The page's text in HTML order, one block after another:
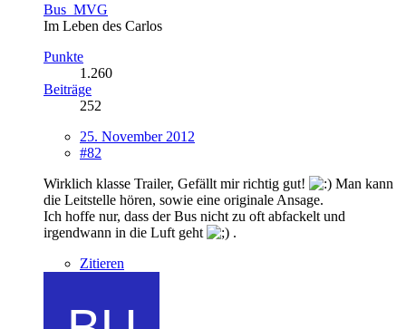
Bus_MVG
Im Leben des Carlos
Punkte
1.260
Beiträge
252
25. November 2012
#82
Wirklich klasse Trailer, Gefällt mir richtig gut!
Man kann
die Leitstelle hören, sowie eine originale Ansage.
Ich hoffe nur, dass der Bus nicht zu oft abfackelt und
irgendwann in die Luft geht
.
Zitieren